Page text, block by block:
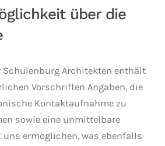
über die
Schulenburg Architekten enthält
Vorschriften Angaben, die
Kontaktaufnahme zu
sowie eine unmittelbare
ermöglichen, was ebenfalls